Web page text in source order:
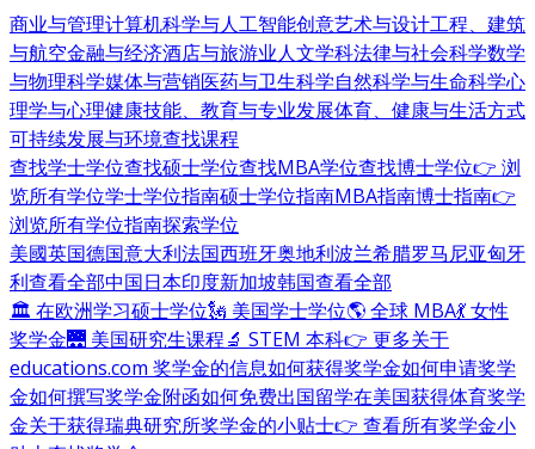
商业与管理计算机科学与人工智能创意艺术与设计工程、建筑
与航空金融与经济酒店与旅游业人文学科法律与社会科学数学
与物理科学媒体与营销医药与卫生科学自然科学与生命科学心
理学与心理健康技能、教育与专业发展体育、健康与生活方式
可持续发展与环境查找课程
查找学士学位查找硕士学位查找MBA学位查找博士学位👉 浏
览所有学位学士学位指南硕士学位指南MBA指南博士指南👉
浏览所有学位指南探索学位
美國英国德国意大利法国西班牙奥地利波兰希腊罗马尼亚匈牙
利查看全部中国日本印度新加坡韩国查看全部
🏛 在欧洲学习硕士学位🗽 美国学士学位🌎 全球 MBA💃 女性
奖学金🌉 美国研究生课程🔬 STEM 本科👉 更多关于
educations.com 奖学金的信息如何获得奖学金如何申请奖学
金如何撰写奖学金附函如何免费出国留学在美国获得体育奖学
金关于获得瑞典研究所奖学金的小贴士👉 查看所有奖学金小